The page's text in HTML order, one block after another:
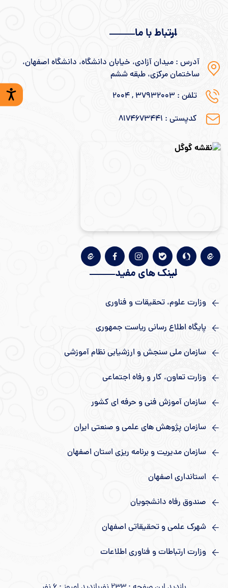
ارتباط با ما
آدرس : میدان آزادی، خیابان دانشگاه، دانشگاه اصفهان،
ساختمان مرکزی، طبقه ششم
تلفن : ۳۷۹۳۲۰۰۳ , ۲۰۰۴
کدپستی : ۸۱۷۴۶۷۳۴۴۱
لینک های مفید
وزارت علوم، تحقیقات و فناوری
پایگاه اطلاع رسانی ریاست جمهوری
سازمان ملی سنجش و ارزشیابی نظام آموزشی
وزارت تعاون، کار و رفاه اجتماعی
سازمان آموزش فنی و حرفه ای کشور
سازمان پژوهش های علمی و صنعتی ایران
سازمان مدیریت و برنامه ریزی استان اصفهان
استانداری اصفهان
صندوق رفاه دانشجویان
شهرک علمی و تحقیقاتی اصفهان
وزارت ارتباطات و فناوری اطلاعات